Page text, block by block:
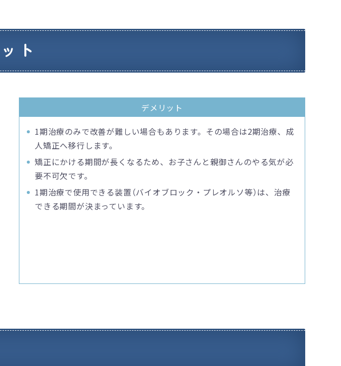
ト
デメリット
1期治療のみで改善が難しい場合もあります。その場合は2期治療、成
人矯正へ移行します。
矯正にかける期間が長くなるため、お子さんと親御さんのやる気が必
要不可欠です。
1期治療で使用できる装置（バイオブロック・プレオルソ等）は、治療
できる期間が決まっています。